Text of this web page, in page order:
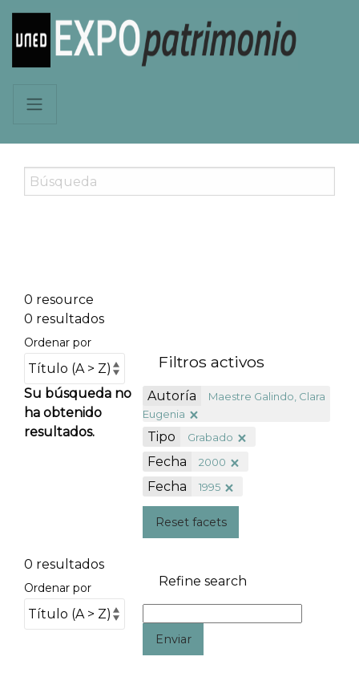
0 resource
0 resultados
Ordenar por
Su búsqueda no
ha obtenido
resultados.
0 resultados
Ordenar por
Filtros activos
Autoría
Maestre Galindo, Clara
Eugenia
Tipo Grabado
Fecha 2000
Fecha 1995
Reset facets
Refine search
Enviar